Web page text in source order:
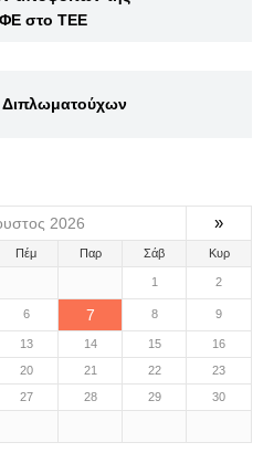
στο ΤΕΕ
Διπλωματούχων
2026 »
Πέμ Παρ Σάβ Κυρ
1 2
6 7 8 9
13 14 15
16
20 21 22
23
27 28 29 30